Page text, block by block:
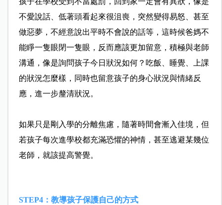
不愛說話、低著頭看起來很沮喪，突然變得易怒、甚至
做惡夢，不經意說出平時不會說的話等，這時候爸媽不
能睜一隻眼閉一隻眼，反而應該更加留意，積極與老師
溝通，像是詢問孩子今日狀況如何？吃飯、睡覺、上課
的狀況怎麼樣，同時也留意孩子的身心狀況與情緒反
應，進一步釐清狀況。
如果只是剛入學的分離焦慮，隨著時間會漸入佳境，但
若孩子每次進學校都充滿恐懼的神情，甚至逃避某幾位
老師，就該提高警覺。
STEP4：教導孩子保護自己的方式